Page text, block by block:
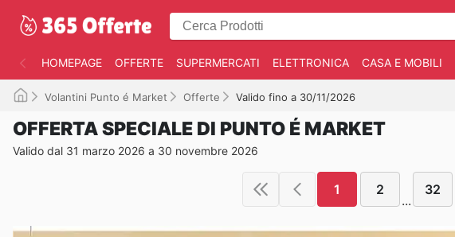
HOMEPAGE OFFERTE SUPERMERCATI ELETTRONICA CASA E MOBILI
Volantini Punto é Market Offerte Valido fino a 30/11/2026
OFFERTA SPECIALE DI PUNTO É MARKET
Valido dal 31 marzo 2026 a 30 novembre 2026
1 2
...
32